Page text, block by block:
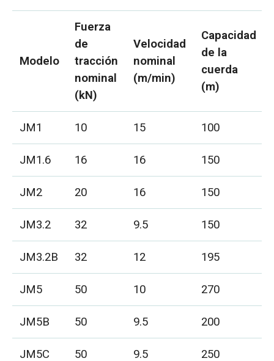
Modelo
Fuerza
de
tracción
nominal
(kN)
Velocidad
nominal
(m/min)
Capacidad
de la
cuerda
(m)
JM1 10 15 100
JM1.6
16 16 150
JM2
20 16 150
JM3.2
32 9.5 150
JM3.2B
32 12 195
JM5
50 10 270
JM5B
50 9.5 200
JM5C
50 9.5 250